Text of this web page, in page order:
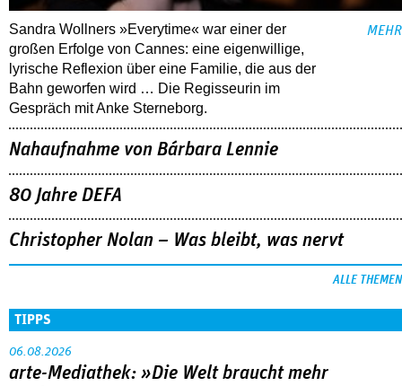
Sandra Wollners »Everytime« war einer der
großen Erfolge von Cannes: eine eigenwillige,
lyrische Reflexion über eine ­Familie, die aus der
Bahn geworfen wird … Die Regisseurin im
Gespräch mit Anke Sterneborg.
MEHR
Nahaufnahme von Bárbara Lennie
80 Jahre DEFA
Christopher Nolan – Was bleibt, was nervt
ALLE THEMEN
TIPPS
06.08.2026
arte-Mediathek: »Die Welt braucht mehr